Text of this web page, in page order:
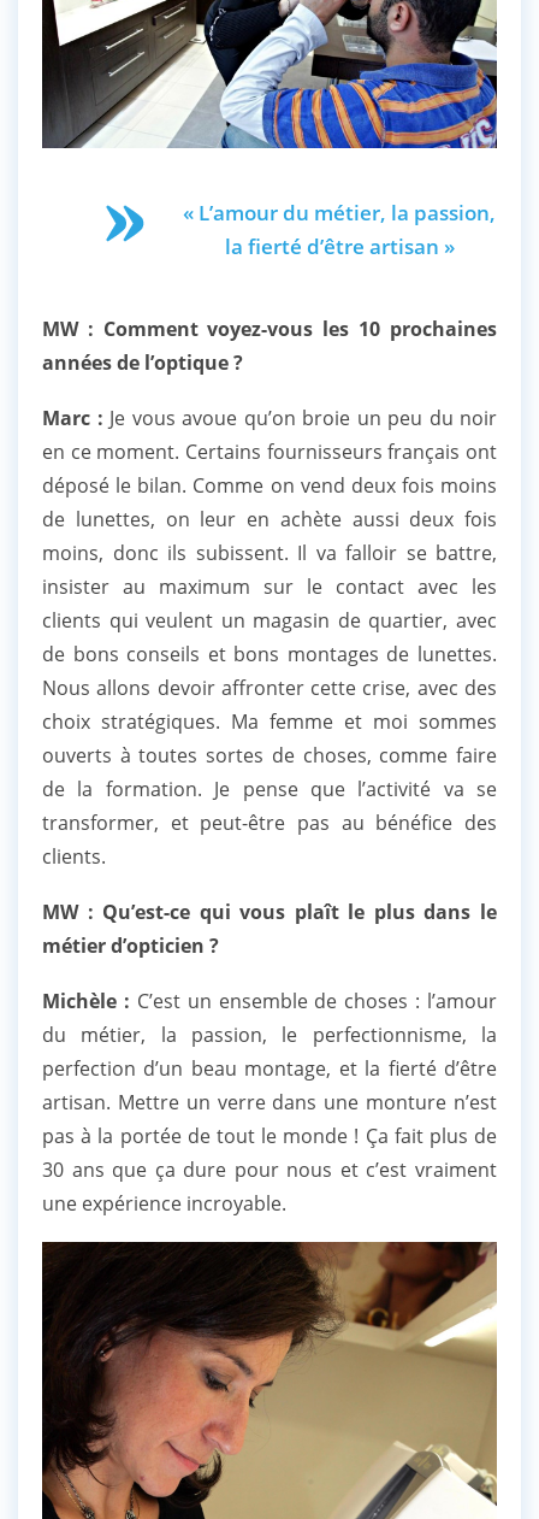
« L’amour du métier, la passion,
la fierté d’être artisan »
MW : Comment voyez-vous les 10 prochaines
années de l’optique ?
Marc : Je vous avoue qu’on broie un peu du noir
en ce moment. Certains fournisseurs français ont
déposé le bilan. Comme on vend deux fois moins
de lunettes, on leur en achète aussi deux fois
moins, donc ils subissent. Il va falloir se battre,
insister au maximum sur le contact avec les
clients qui veulent un magasin de quartier, avec
de bons conseils et bons montages de lunettes.
Nous allons devoir affronter cette crise, avec des
choix stratégiques. Ma femme et moi sommes
ouverts à toutes sortes de choses, comme faire
de la formation. Je pense que l’activité va se
transformer, et peut-être pas au bénéfice des
clients.
MW : Qu’est-ce qui vous plaît le plus dans le
métier d’opticien ?
Michèle : C’est un ensemble de choses : l’amour
du métier, la passion, le perfectionnisme, la
perfection d’un beau montage, et la fierté d’être
artisan. Mettre un verre dans une monture n’est
pas à la portée de tout le monde ! Ça fait plus de
30 ans que ça dure pour nous et c’est vraiment
une expérience incroyable.